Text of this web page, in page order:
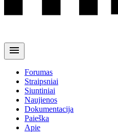
menu
Forumas
Straipsniai
Siuntiniai
Naujienos
Dokumentacija
Paieška
Apie